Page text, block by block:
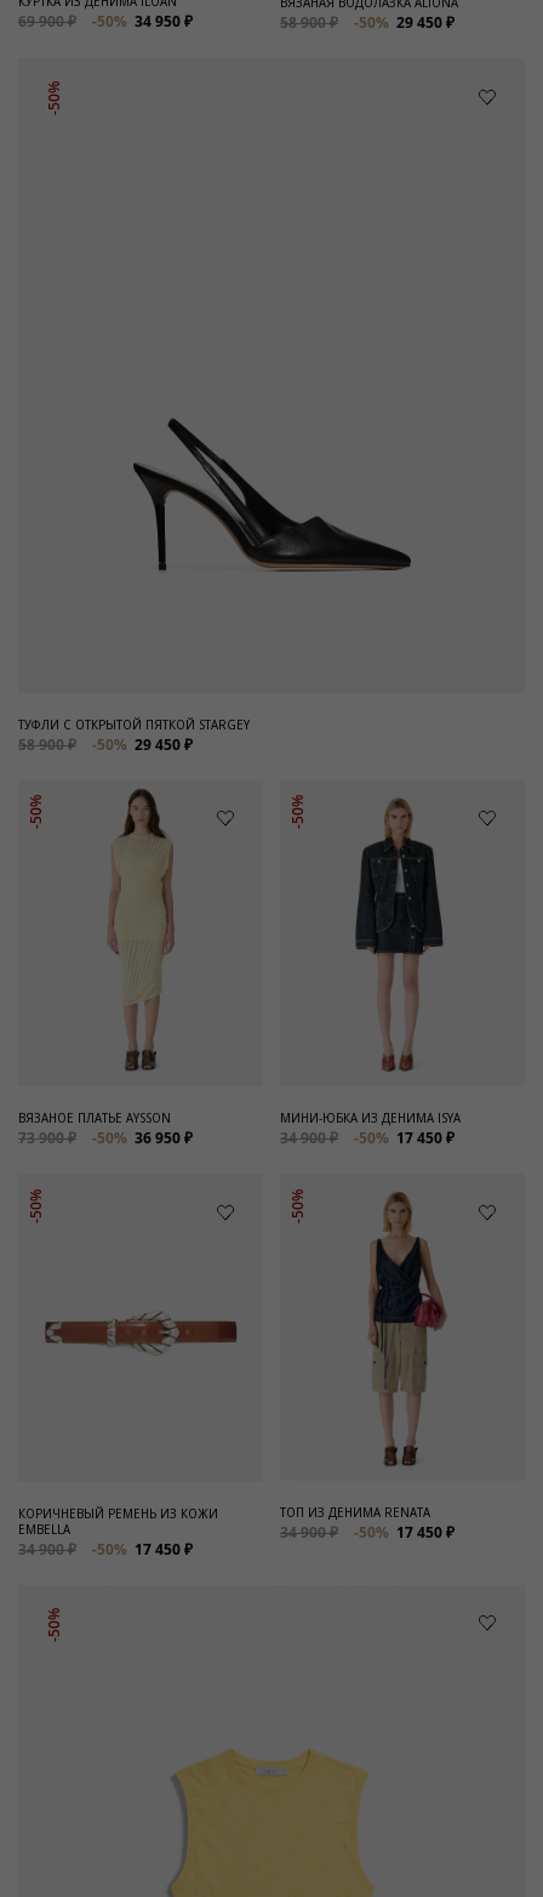
69 900 ₽ -50% 34 950 ₽ 58 900 ₽ -50% 29 450 ₽
-50%
ТУФЛИ С ОТКРЫТОЙ ПЯТКОЙ STARGEY
58 900 ₽ -50% 29 450 ₽
-50%
ВЯЗАНОЕ ПЛАТЬЕ AYSSON
73 900 ₽ -50% 36 950 ₽
-50%
МИНИ-ЮБКА ИЗ ДЕНИМА ISYA
34 900 ₽ -50% 17 450 ₽
-50%
КОРИЧНЕВЫЙ РЕМЕНЬ ИЗ КОЖИ
EMBELLA
34 900 ₽ -50% 17 450 ₽
-50%
ТОП ИЗ ДЕНИМА RENATA
34 900 ₽ -50% 17 450 ₽
-50%